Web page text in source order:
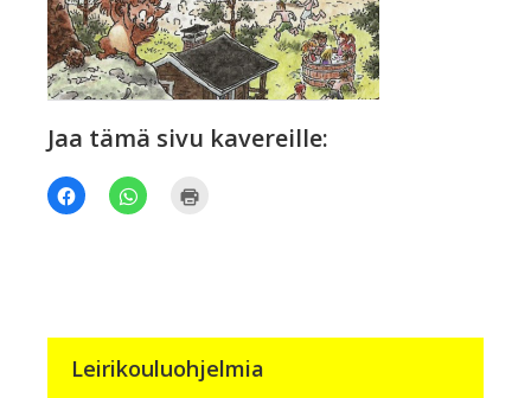
Jaa tämä sivu kavereille:
Jaa
Facebookissa(Avautuu
uudessa
Jaa
WhatsApp
Leirikouluohjelmia